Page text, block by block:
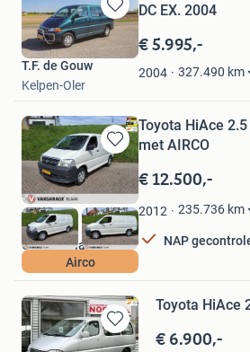
Bewaren
in
Favorieten
DC EX. 2004
€ 5.995,-
2004 327.490 km
T.F. de Gouw
Kelpen-Oler
Bewaren
in
Mijn
Favorieten
Airco
Toyota HiAce
met AIRCO
€ 12.500,-
2012 235.736 km
NAP
Garage Blaak
Den Bommel
Bewaren
Toyota HiAce
€ 6.900,-